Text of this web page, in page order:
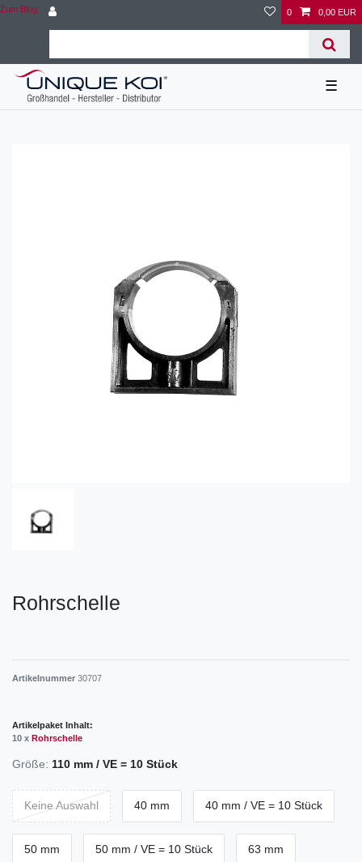
Zum Blog 0 0,00 EUR
☰
Rohrschelle
Artikelnummer 30707
Artikelpaket Inhalt:
10 x Rohrschelle
Größe: 110 mm / VE = 10 Stück
Keine Auswahl 40 mm 40 mm / VE = 10 Stück
50 mm 50 mm / VE = 10 Stück 63 mm